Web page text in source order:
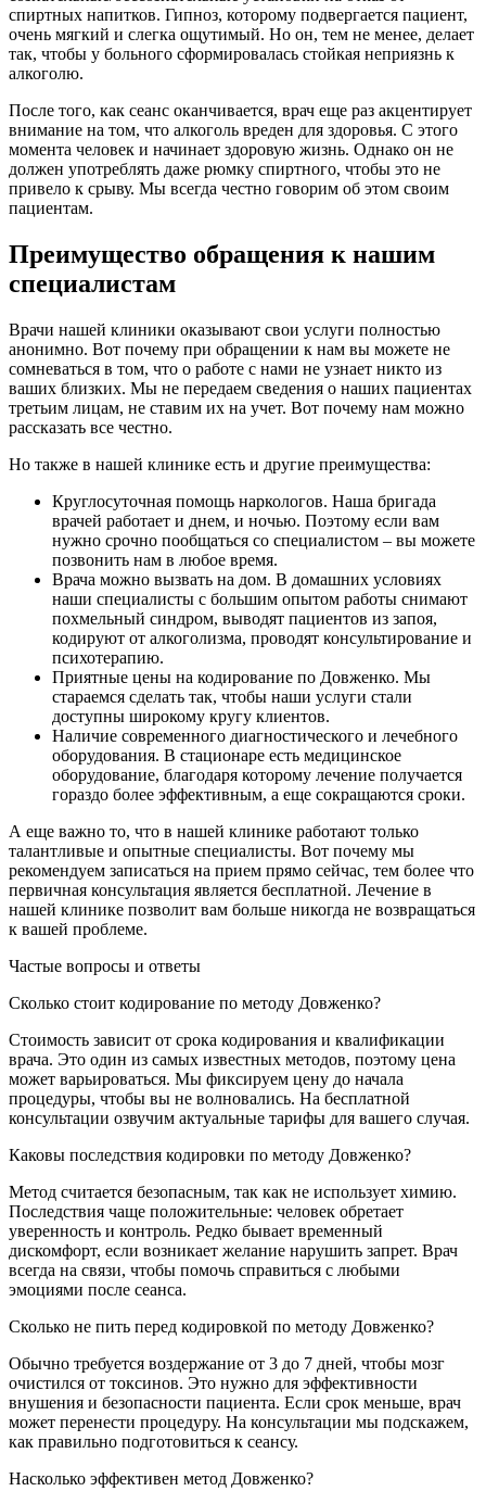
спиртных напитков. Гипноз, которому подвергается пациент,
очень мягкий и слегка ощутимый. Но он, тем не менее, делает
так, чтобы у больного сформировалась стойкая неприязнь к
алкоголю.
После того, как сеанс оканчивается, врач еще раз акцентирует
внимание на том, что алкоголь вреден для здоровья. С этого
момента человек и начинает здоровую жизнь. Однако он не
должен употреблять даже рюмку спиртного, чтобы это не
привело к срыву. Мы всегда честно говорим об этом своим
пациентам.
Преимущество обращения к нашим
специалистам
Врачи нашей клиники оказывают свои услуги полностью
анонимно. Вот почему при обращении к нам вы можете не
сомневаться в том, что о работе с нами не узнает никто из
ваших близких. Мы не передаем сведения о наших пациентах
третьим лицам, не ставим их на учет. Вот почему нам можно
рассказать все честно.
Но также в нашей клинике есть и другие преимущества:
Круглосуточная помощь наркологов. Наша бригада
врачей работает и днем, и ночью. Поэтому если вам
нужно срочно пообщаться со специалистом – вы можете
позвонить нам в любое время.
Врача можно вызвать на дом. В домашних условиях
наши специалисты с большим опытом работы снимают
похмельный синдром, выводят пациентов из запоя,
кодируют от алкоголизма, проводят консультирование и
психотерапию.
Приятные цены на кодирование по Довженко. Мы
стараемся сделать так, чтобы наши услуги стали
доступны широкому кругу клиентов.
Наличие современного диагностического и лечебного
оборудования. В стационаре есть медицинское
оборудование, благодаря которому лечение получается
гораздо более эффективным, а еще сокращаются сроки.
А еще важно то, что в нашей клинике работают только
талантливые и опытные специалисты. Вот почему мы
рекомендуем записаться на прием прямо сейчас, тем более что
первичная консультация является бесплатной. Лечение в
нашей клинике позволит вам больше никогда не возвращаться
к вашей проблеме.
Частые вопросы и ответы
Сколько стоит кодирование по методу Довженко?
Стоимость зависит от срока кодирования и квалификации
врача. Это один из самых известных методов, поэтому цена
может варьироваться. Мы фиксируем цену до начала
процедуры, чтобы вы не волновались. На бесплатной
консультации озвучим актуальные тарифы для вашего случая.
Каковы последствия кодировки по методу Довженко?
Метод считается безопасным, так как не использует химию.
Последствия чаще положительные: человек обретает
уверенность и контроль. Редко бывает временный
дискомфорт, если возникает желание нарушить запрет. Врач
всегда на связи, чтобы помочь справиться с любыми
эмоциями после сеанса.
Сколько не пить перед кодировкой по методу Довженко?
Обычно требуется воздержание от 3 до 7 дней, чтобы мозг
очистился от токсинов. Это нужно для эффективности
внушения и безопасности пациента. Если срок меньше, врач
может перенести процедуру. На консультации мы подскажем,
как правильно подготовиться к сеансу.
Насколько эффективен метод Довженко?